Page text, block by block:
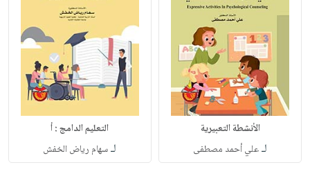
الأنشطة التعبيرية
لـعلي أحمد مصطفى
التعليم الدامج : أ
لـسهام رياض الخفش